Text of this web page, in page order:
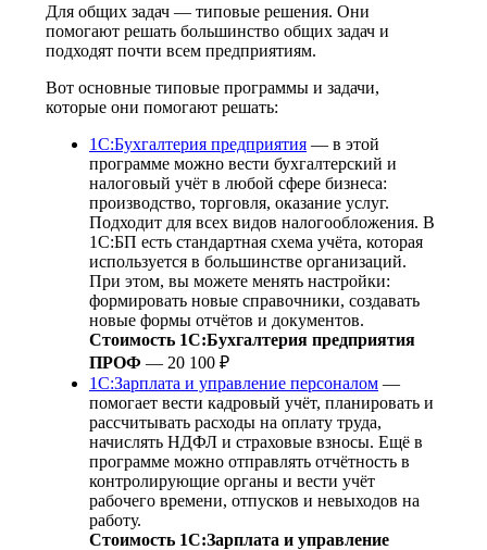
Для общих задач — типовые решения. Они
помогают решать большинство общих задач и
подходят почти всем предприятиям.
Вот основные типовые программы и задачи,
которые они помогают решать:
1С:Бухгалтерия предприятия — в этой
программе можно вести бухгалтерский и
налоговый учёт в любой сфере бизнеса:
производство, торговля, оказание услуг.
Подходит для всех видов налогообложения. В
1С:БП есть стандартная схема учёта, которая
используется в большинстве организаций.
При этом, вы можете менять настройки:
формировать новые справочники, создавать
новые формы отчётов и документов.
Стоимость 1С:Бухгалтерия предприятия
ПРОФ — 20 100 ₽
1С:Зарплата и управление персоналом —
помогает вести кадровый учёт, планировать и
рассчитывать расходы на оплату труда,
начислять НДФЛ и страховые взносы. Ещё в
программе можно отправлять отчётность в
контролирующие органы и вести учёт
рабочего времени, отпусков и невыходов на
работу.
Стоимость 1С:Зарплата и управление